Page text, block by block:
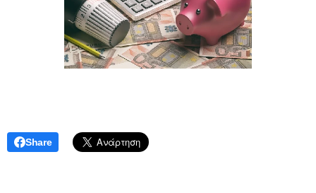
Share